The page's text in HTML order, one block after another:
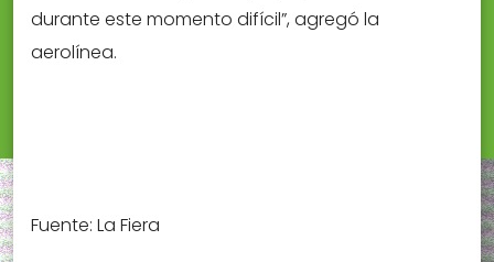
durante este momento difícil”, agregó la
aerolínea.
Fuente: La Fiera